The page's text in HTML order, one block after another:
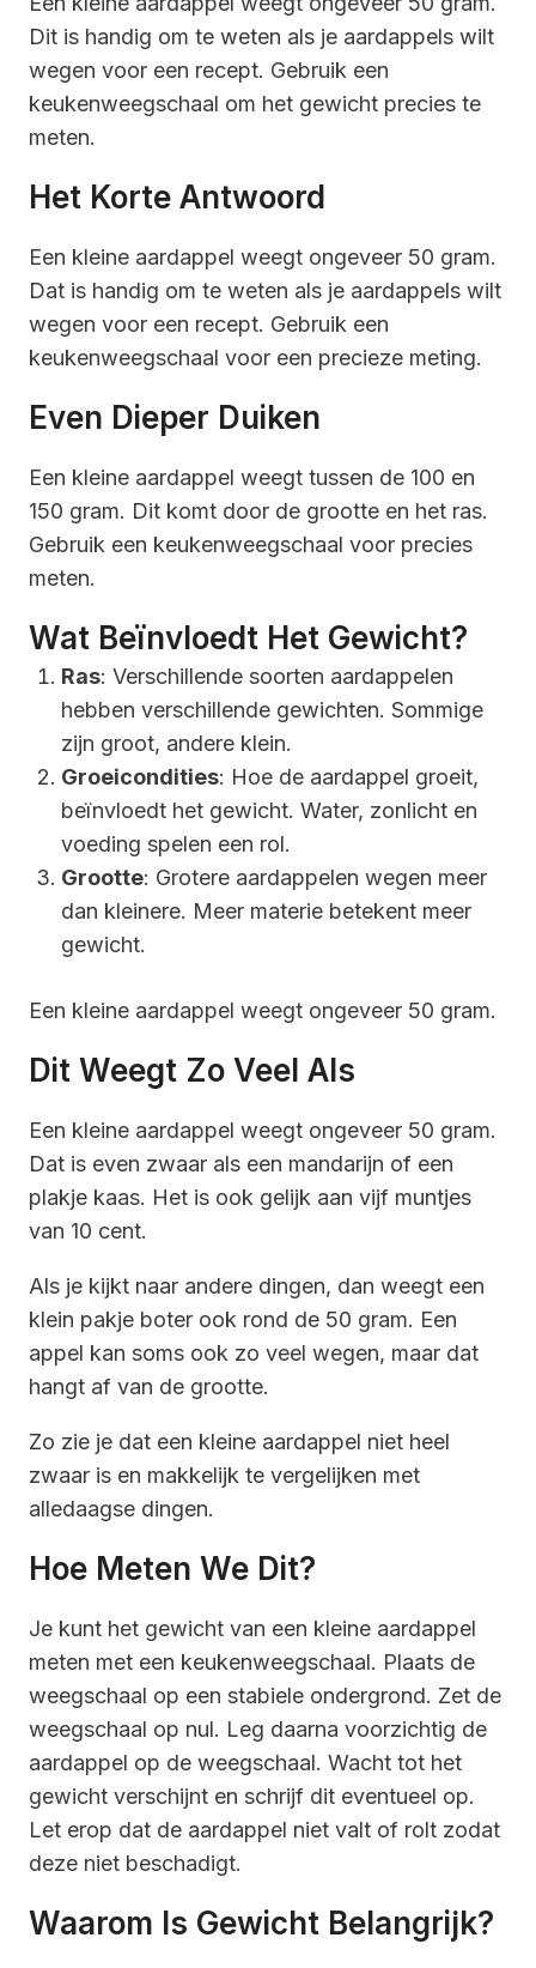
Dit is handig om te weten als je aardappels wilt
wegen voor een recept. Gebruik een
keukenweegschaal om het gewicht precies te
meten.
Het Korte Antwoord
Een kleine aardappel weegt ongeveer 50 gram.
Dat is handig om te weten als je aardappels wilt
wegen voor een recept. Gebruik een
keukenweegschaal voor een precieze meting.
Even Dieper Duiken
Een kleine aardappel weegt tussen de 100 en
150 gram. Dit komt door de grootte en het ras.
Gebruik een keukenweegschaal voor precies
meten.
Wat Beïnvloedt Het Gewicht?
Ras: Verschillende soorten aardappelen
hebben verschillende gewichten. Sommige
zijn groot, andere klein.
Groeicondities: Hoe de aardappel groeit,
beïnvloedt het gewicht. Water, zonlicht en
voeding spelen een rol.
Grootte: Grotere aardappelen wegen meer
dan kleinere. Meer materie betekent meer
gewicht.
Een kleine aardappel weegt ongeveer 50 gram.
Dit Weegt Zo Veel Als
Een kleine aardappel weegt ongeveer 50 gram.
Dat is even zwaar als een mandarijn of een
plakje kaas. Het is ook gelijk aan vijf muntjes
van 10 cent.
Als je kijkt naar andere dingen, dan weegt een
klein pakje boter ook rond de 50 gram. Een
appel kan soms ook zo veel wegen, maar dat
hangt af van de grootte.
Zo zie je dat een kleine aardappel niet heel
zwaar is en makkelijk te vergelijken met
alledaagse dingen.
Hoe Meten We Dit?
Je kunt het gewicht van een kleine aardappel
meten met een keukenweegschaal. Plaats de
weegschaal op een stabiele ondergrond. Zet de
weegschaal op nul. Leg daarna voorzichtig de
aardappel op de weegschaal. Wacht tot het
gewicht verschijnt en schrijf dit eventueel op.
Let erop dat de aardappel niet valt of rolt zodat
deze niet beschadigt.
Waarom Is Gewicht Belangrijk?